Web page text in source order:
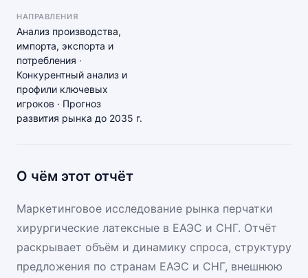
НАПРАВЛЕНИЯ
Анализ производства,
импорта, экспорта и
потребления ·
Конкурентный анализ и
профили ключевых
игроков · Прогноз
развития рынка до 2035 г.
О чём этот отчёт
Маркетинговое исследование рынка перчатки
хирургические латексные в ЕАЭС и СНГ. Отчёт
раскрывает объём и динамику спроса, структуру
предложения по странам ЕАЭС и СНГ, внешнюю